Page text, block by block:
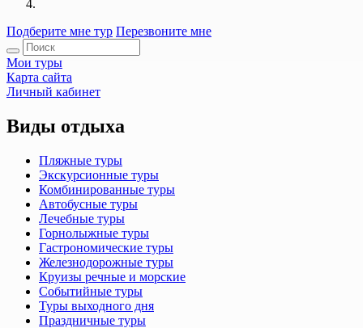
Подберите мне тур Перезвоните мне
Мои туры
Карта сайта
Личный кабинет
Виды отдыха
Пляжные туры
Экскурсионные туры
Комбинированные туры
Автобусные туры
Лечебные туры
Горнолыжные туры
Гастрономические туры
Железнодорожные туры
Круизы речные и морские
Событийные туры
Туры выходного дня
Праздничные туры